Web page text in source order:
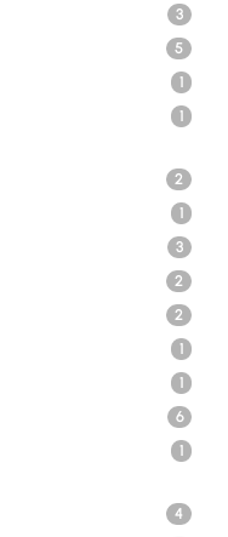
3
5
1
1
2
1
3
2
2
1
1
6
1
4